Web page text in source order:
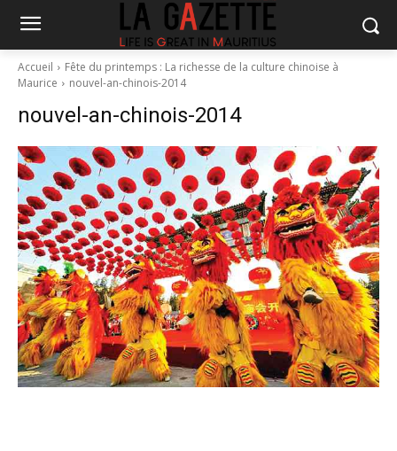
Accueil
Fête du printemps : La richesse de la culture chinoise à
Maurice
nouvel-an-chinois-2014
nouvel-an-chinois-2014